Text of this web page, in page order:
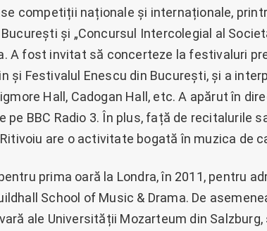
competiții naționale și internaționale,
București și „Concursul Intercolegial al
A fost invitat să concerteze la festivaluri
și Festivalul Enescu din București, și a
Hall, Cadogan Hall, etc. A apărut în
pe BBC Radio 3. În plus, față de recitalurile
are o activitate bogată în muzica de
prima oară la Londra, în 2011, pentru
School of Music & Drama. De
ale Universității Mozarteum din